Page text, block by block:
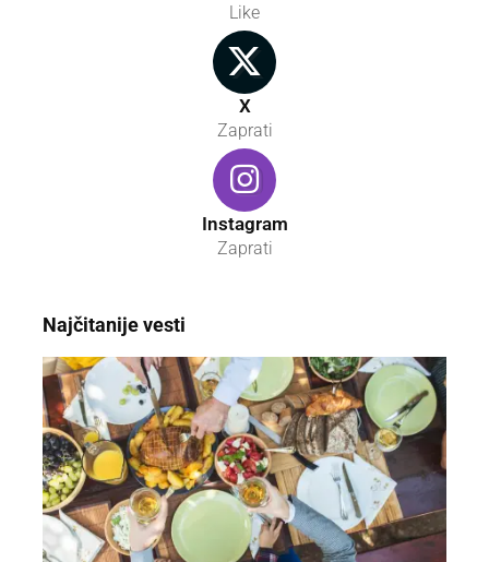
Like
X
Zaprati
Instagram
Zaprati
Najčitanije vesti